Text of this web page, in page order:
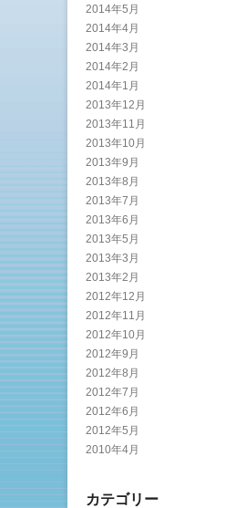
2014年5月
2014年4月
2014年3月
2014年2月
2014年1月
2013年12月
2013年11月
2013年10月
2013年9月
2013年8月
2013年7月
2013年6月
2013年5月
2013年3月
2013年2月
2012年12月
2012年11月
2012年10月
2012年9月
2012年8月
2012年7月
2012年6月
2012年5月
2010年4月
カテゴリー